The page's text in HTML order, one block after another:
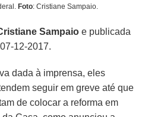
Foto: Cristiane Sampaio.
Sampaio e publicada
12-2017.
dada à imprensa, eles
seguir em greve até que
de colocar a reforma em